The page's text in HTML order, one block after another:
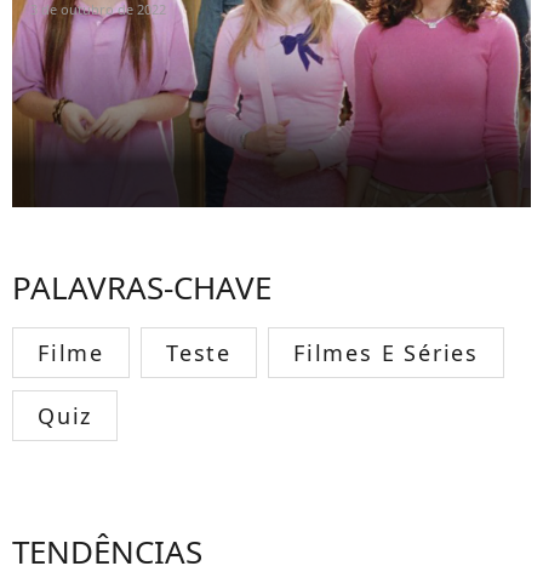
3 de outubro de 2022
PALAVRAS-CHAVE
Filme Teste Filmes E Séries
Quiz
TENDÊNCIAS